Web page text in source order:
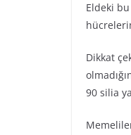
Eldeki
Dikkat
90 silia